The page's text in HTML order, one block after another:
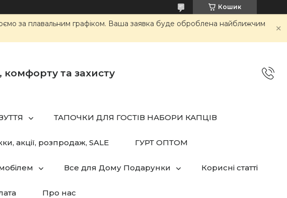
Кошик
за плавальним графіком. Ваша заявка буде оброблена найближчим
та захисту
ТАПОЧКИ ДЛЯ ГОСТІВ НАБОРИ КАПЦІВ
акції, розпродаж, SALE ГУРТ ОПТОМ
Все для Дому Подарунки Корисні статті
Про нас